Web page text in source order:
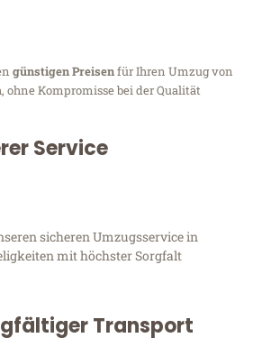
günstigen Preisenfür Ihren Umzug von
Kompromisse bei der Qualität
Service
sicheren Umzugsservice in
mit höchster Sorgfalt
Transport